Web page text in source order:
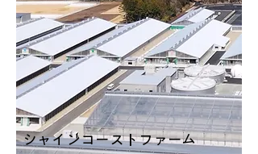
シャインコーストファーム